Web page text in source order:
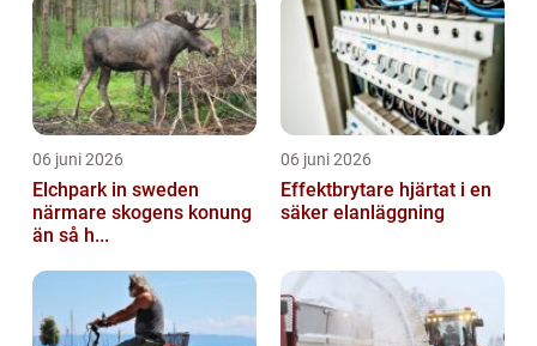
06 juni 2026
Elchpark in sweden
närmare skogens konung
än så h...
06 juni 2026
Effektbrytare hjärtat i en
säker elanläggning